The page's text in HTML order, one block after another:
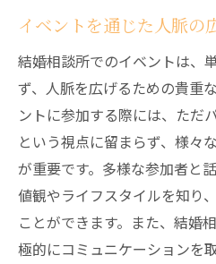
イベントを通じた人脈の
結婚相談所でのイベントは、
ず、人脈を広げるための貴重
ントに参加する際には、ただ
という視点に留まらず、様々
が重要です。多様な参加者と
値観やライフスタイルを知り
ことができます。また、結婚
極的にコミュニケーションを